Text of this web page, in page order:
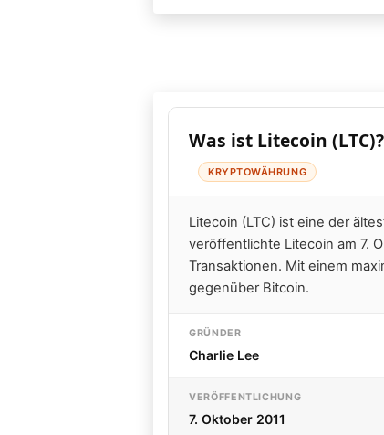
Was ist Litecoin (LTC)?
KRYPTOWÄHRUNG
Litecoin (LTC) ist eine der
veröffentlichte Litecoin am 7.
Transaktionen. Mit einem
gegenüber Bitcoin.
GRÜNDER
Charlie Lee
VERÖFFENTLICHUNG
7. Oktober 2011